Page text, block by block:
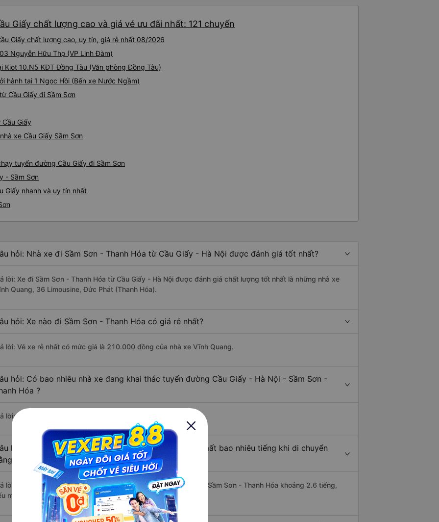
Giấy chất lượng cao và giá vé ưu đãi nhất: 121 chuyến
Giấy chất lượng cao, uy tín, giá rẻ nhất 08/2026
Nguyễn Hữu Thọ (VP Linh Đàm)
Kiot 10.N5 KĐT Đồng Tàu (Văn phòng Đồng Tàu)
hành tại 1 Ngọc Hồi (Bến xe Nước Ngầm)
Cầu Giấy đi Sầm Sơn
Giấy
xe Cầu Giấy Sầm Sơn
tuyến đường Cầu Giấy đi Sầm Sơn
- Sầm Sơn
Giấy nhanh và uy tín nhất
hỏi: Nhà xe đi Sầm Sơn - Thanh Hóa từ Cầu Giấy - Hà Nội được đánh giá tốt nhất?
lời: Xe đi Sầm Sơn - Thanh Hóa từ Cầu Giấy - Hà Nội được đánh giá chất lượng tốt nhất là những nhà xe
Quang, 36 Limousine, Đức Phát (Thanh Hóa).
hỏi: Xe nào đi Sầm Sơn - Thanh Hóa có giá rẻ nhất?
lời: Vé xe rẻ nhất có mức giá là 210.000 đồng của nhà xe Vĩnh Quang.
hỏi: Có bao nhiêu nhà xe đang khai thác tuyến đường Cầu Giấy - Hà Nội - Sầm Sơn -
Hóa ?
lời: Hiện tại có 3 nhà xe khai thác tuyến đường.
hỏi: Từ Cầu Giấy - Hà Nội đi Sầm Sơn - Thanh Hóa mất bao nhiêu tiếng khi di chuyển
xe khách?
lời: Thời gian di chuyển bằng xe khách từ Cầu Giấy - Hà Nội đi Sầm Sơn - Thanh Hóa khoảng 2.6 tiếng,
mật độ giao thông thuận lợi.